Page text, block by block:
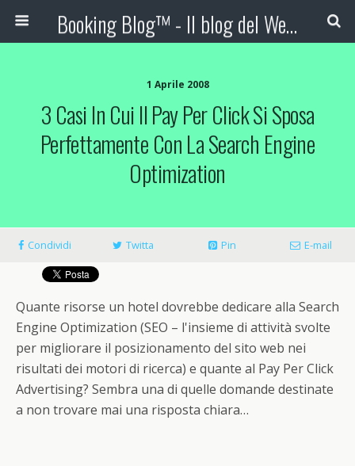
Booking Blog™ - Il blog del Web Marketing Turistico
1 Aprile 2008
3 Casi In Cui Il Pay Per Click Si Sposa
Perfettamente Con La Search Engine
Optimization
Condividi Twitta Pin E-mail
Quante risorse un hotel dovrebbe dedicare alla Search
Engine Optimization (SEO – l'insieme di attività svolte
per migliorare il posizionamento del sito web nei
risultati dei motori di ricerca) e quante al Pay Per Click
Advertising? Sembra una di quelle domande destinate
a non trovare mai una risposta chiara…